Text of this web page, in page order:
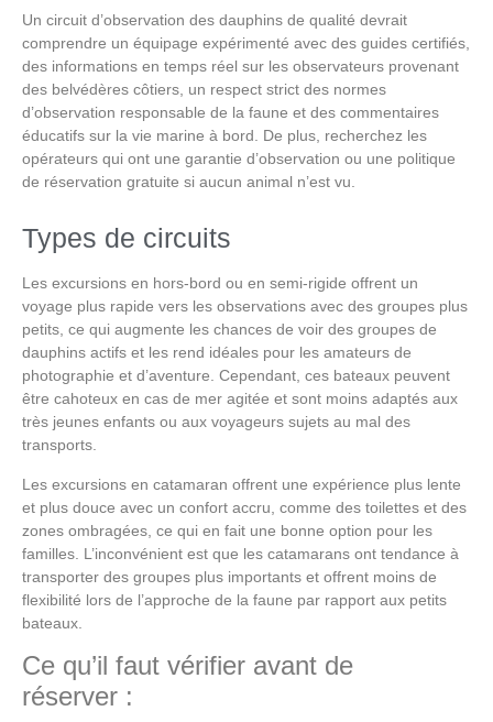
Un circuit d’observation des dauphins de qualité devrait
comprendre un équipage expérimenté avec des guides certifiés,
des informations en temps réel sur les observateurs provenant
des belvédères côtiers, un respect strict des normes
d’observation responsable de la faune et des commentaires
éducatifs sur la vie marine à bord. De plus, recherchez les
opérateurs qui ont une garantie d’observation ou une politique
de réservation gratuite si aucun animal n’est vu.
Types de circuits
Les excursions en hors-bord ou en semi-rigide offrent un
voyage plus rapide vers les observations avec des groupes plus
petits, ce qui augmente les chances de voir des groupes de
dauphins actifs et les rend idéales pour les amateurs de
photographie et d’aventure. Cependant, ces bateaux peuvent
être cahoteux en cas de mer agitée et sont moins adaptés aux
très jeunes enfants ou aux voyageurs sujets au mal des
transports.
Les excursions en catamaran offrent une expérience plus lente
et plus douce avec un confort accru, comme des toilettes et des
zones ombragées, ce qui en fait une bonne option pour les
familles. L’inconvénient est que les catamarans ont tendance à
transporter des groupes plus importants et offrent moins de
flexibilité lors de l’approche de la faune par rapport aux petits
bateaux.
Ce qu’il faut vérifier avant de
réserver :